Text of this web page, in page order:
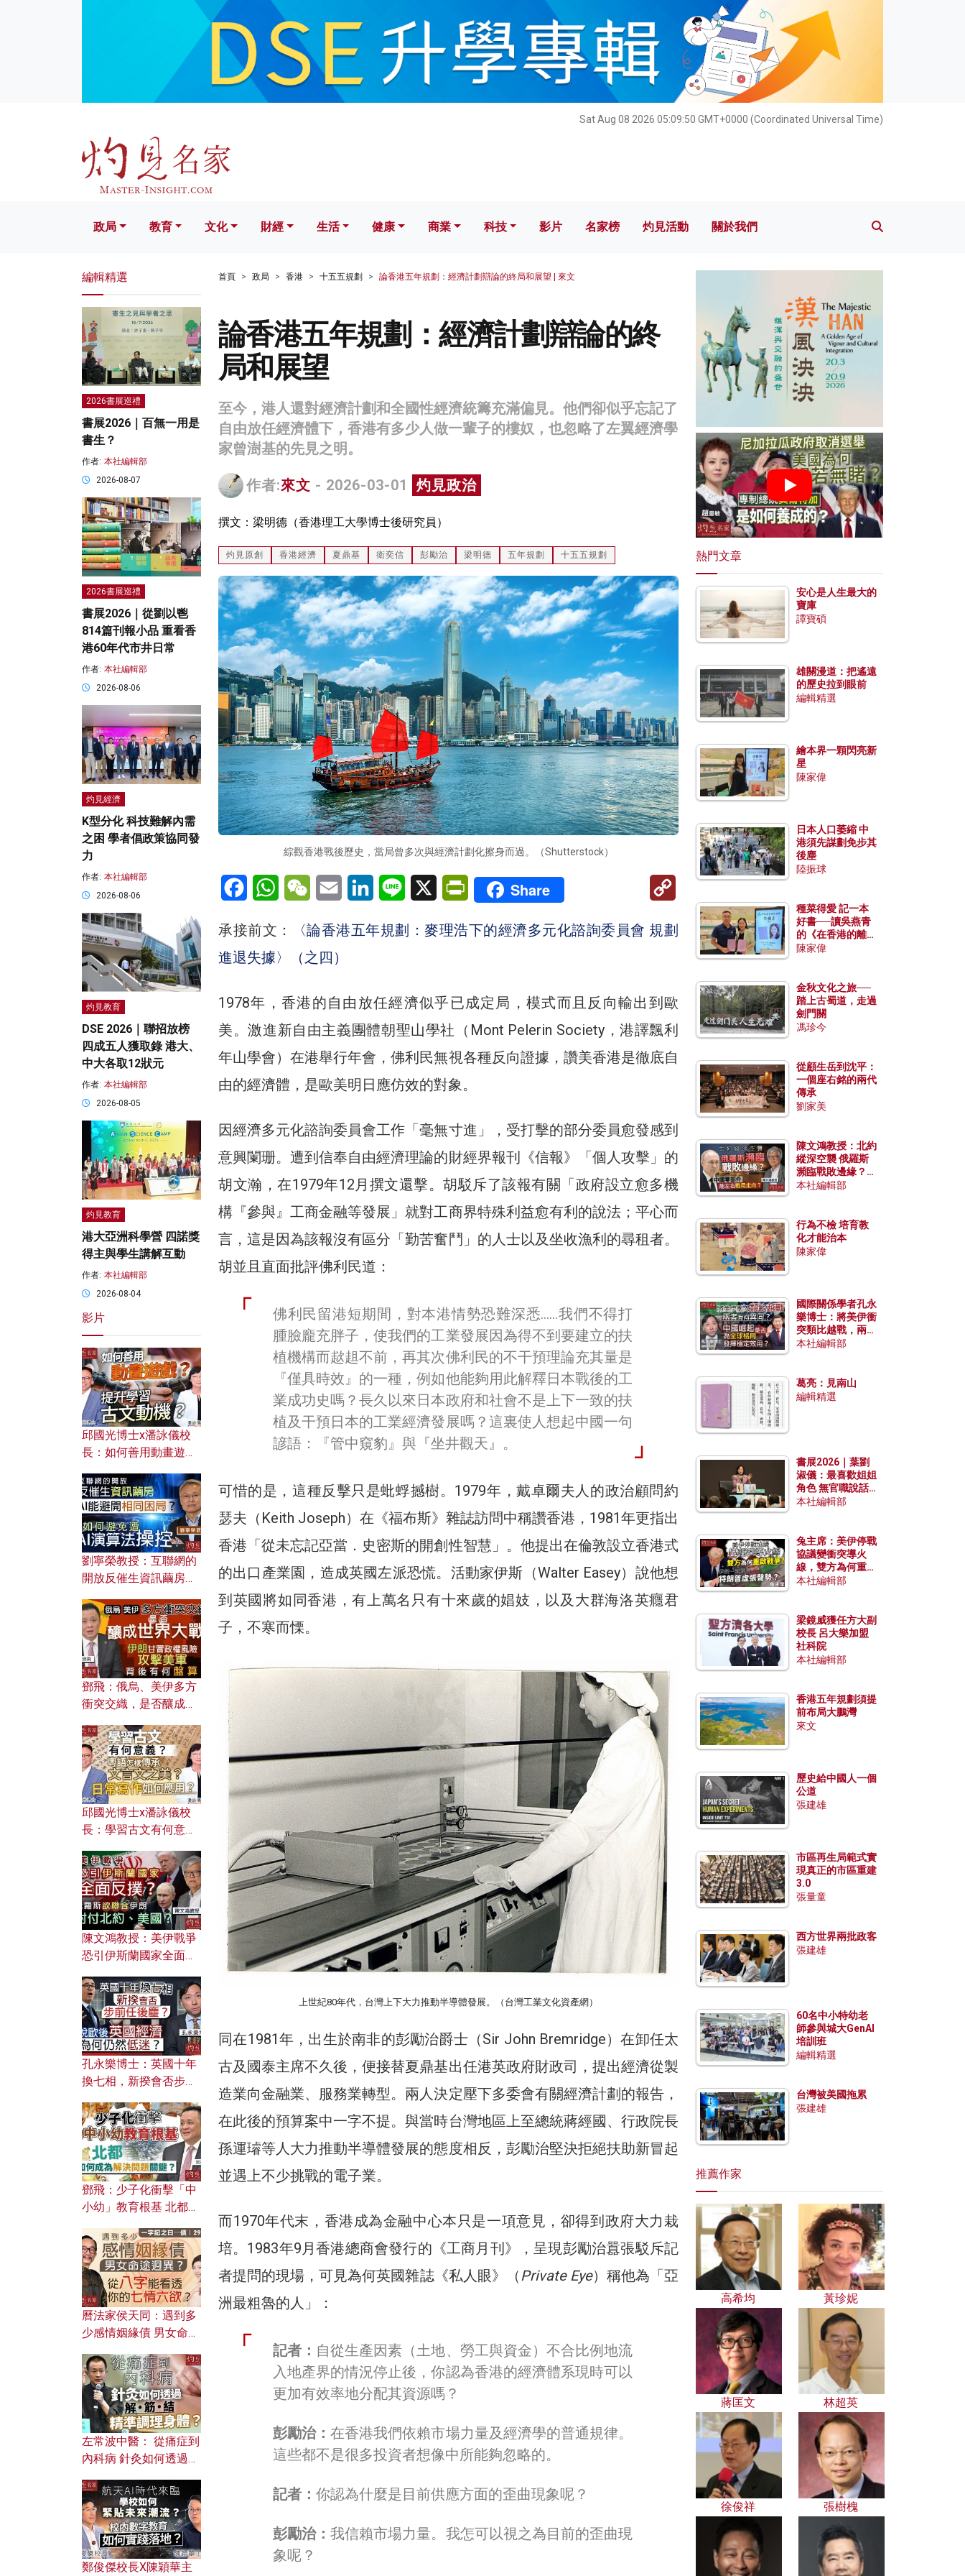
Sat Aug 08 2026 05:09:51 GMT+0000 (Coordinated Universal Time)
文化 財經 生活 健康 科技 影片 名家榜 灼見活動 關於我們
政局 教育 文化 財經 生活 健康 商業 科技 影片 名家榜 灼見活動 關於我們
首頁 政局 香港 十五五規劃 論香港五年規劃：經濟計劃辯論的終局和展望 | 來文
論香港五年規劃：經濟計劃辯論的終
局和展望
至今，港人還對經濟計劃和全國性經濟統籌充滿偏見。他們卻似乎忘記了
自由放任經濟體下，香港有多少人做一輩子的樓奴，也忽略了左翼經濟學
家曾澍基的先見之明。
作者:來文 - 2026-03-01 灼見政治
撰文：梁明德（香港理工大學博士後研究員）
灼見原創 香港經濟 夏鼎基 衛奕信 彭勵治 梁明德 五年規劃 十五五規劃
綜觀香港戰後歷史，當局曾多次與經濟計劃化擦身而過。（Shutterstock）
FacebookWhatsAppWeChatEmail LinkedInLine X PrintFriendly
Share
Copy
承接前文：
〈論香港五年規劃：麥理浩下的經濟多元化諮詢委員會 規劃
進退失據〉（之四）
1978年，香港的自由放任經濟似乎已成定局，模式而且反向輸出到歐
美。激進新自由主義團體朝聖山學社（Mont Pelerin Society，港譯飄利
年山學會）在港舉行年會，佛利民無視各種反向證據，讚美香港是徹底自
由的經濟體，是歐美明日應仿效的對象。
因經濟多元化諮詢委員會工作「毫無寸進」，受打擊的部分委員愈發感到
意興闌珊。遭到信奉自由經濟理論的財經界報刊《信報》「個人攻擊」的
胡文瀚，在1979年12月撰文還擊。胡駁斥了該報有關「政府設立愈多機
構『參與』工商金融等發展」就對工商界特殊利益愈有利的說法；平心而
言，這是因為該報沒有區分「勤苦奮鬥」的人士以及坐收漁利的尋租者。
胡並且直面批評佛利民道：
佛利民留港短期間，對本港情勢恐難深悉……我們不得打
腫臉龐充胖子，使我們的工業發展因為得不到要建立的扶
植機構而趑趄不前，再其次佛利民的不干預理論充其量是
『僅具時效』的一種，例如他能夠用此解釋日本戰後的工
業成功史嗎？長久以來日本政府和社會不是上下一致的扶
植及干預日本的工業經濟發展嗎？這裏使人想起中國一句
諺語：『管中窺豹』與『坐井觀天』。
可惜的是，這種反擊只是蚍蜉撼樹。1979年，戴卓爾夫人的政治顧問約
瑟夫（Keith Joseph）在《福布斯》雜誌訪問中稱讚香港，1981年更指出
香港「從未忘記亞當．史密斯的開創性智慧」。他提出在倫敦設立香港式
的出口產業園，造成英國左派恐慌。活動家伊斯（Walter Easey）說他想
到英國將如同香港，有上萬名只有十來歲的娼妓，以及大群海洛英癮君
子，不寒而慄。
上世紀80年代，台灣上下大力推動半導體發展。（台灣工業文化資產網）
同在1981年，出生於南非的彭勵治爵士（Sir John Bremridge）在卸任太
古及國泰主席不久後，便接替夏鼎基出任港英政府財政司，提出經濟從製
造業向金融業、服務業轉型。兩人決定壓下多委會有關經濟計劃的報告，
在此後的預算案中一字不提。與當時台灣地區上至總統蔣經國、行政院長
孫運璿等人大力推動半導體發展的態度相反，彭勵治堅決拒絕扶助新冒起
並遇上不少挑戰的電子業。
而1970年代末，香港成為金融中心本只是一項意見，卻得到政府大力栽
培。1983年9月香港總商會發行的《工商月刊》，呈現彭勵治囂張駁斥記
者提問的現場，可見為何英國雜誌《私人眼》（Private Eye）稱他為「亞
洲最粗魯的人」：
記者： 自從生產因素（土地、勞工與資金）不合比例地流
入地產界的情況停止後，你認為香港的經濟體系現時可以
更加有效率地分配其資源嗎？
彭勵治：在香港我們依賴市場力量及經濟學的普通規律。
這些都不是很多投資者想像中所能夠忽略的。
記者： 你認為什麼是目前供應方面的歪曲現象呢？
彭勵治：我信賴市場力量。我怎可以視之為目前的歪曲現
象呢？
編輯精選
2026書展巡禮
書展2026｜百無一用是
書生？
作者: 本社編輯部
2026-08-07
2026書展巡禮
書展2026｜從劉以鬯
814篇刊報小品 重看香
港60年代市井日常
作者: 本社編輯部
2026-08-06
灼見經濟
K型分化 科技難解內需
之困 學者倡政策協同發
力
作者: 本社編輯部
2026-08-06
灼見教育
DSE 2026｜聯招放榜
四成五人獲取錄 港大、
中大各取12狀元
作者: 本社編輯部
2026-08-05
灼見教育
港大亞洲科學營 四諾獎
得主與學生講解互動
作者: 本社編輯部
2026-08-04
影片
邱國光博士x潘詠儀校
長：如何善用動畫遊戲
劉寧榮教授：互聯網的
開放反催生資訊繭房，
何避免遭AI演算法操
控？
鄧飛：俄烏、美伊多方
衝突交織，是否釀成世
風險攻擊美軍，背後有
何盤算？
邱國光博士x潘詠儀校
長：學習古文有何意
文之美？ 日常寫作如何
應用？
陳文鴻教授：美伊戰爭
恐引伊斯蘭國家全面反
對付北約美國？
孔永樂博士：英國十年
換七相，新揆會否步前
濟為何仍然低迷？
鄧飛：少子化衝擊「中
小幼」教育根基 北都如
曆法家侯天同：遇到多
少感情姻緣債 男女命途
的七情六欲？
左常波中醫： 從痛症到
內科病 針灸如何透過解
鄭俊傑校長X陳穎華主
熱門文章
安心是人生最大的
寶庫
譚寶碩
雄關漫道：把遙遠
的歷史拉到眼前
編輯精選
繪本界一顆閃亮新
星
陳家偉
日本人口萎縮 中
港須先謀劃免步其
後塵
陸振球
種菜得愛 記一本
好書──讀吳燕青
的《在香港的離島
種菜》
陳家偉
金秋文化之旅──
踏上古蜀道，走過
劍門關
馮珍今
從顧生岳到沈平：
一個座右銘的兩代
傳承
劉家美
陳文鴻教授：北約
縱深空襲 俄羅斯
瀕臨戰敗邊緣？中
國零部件能左右戰
本社編輯部
行為不檢 培育教
化才能治本
陳家偉
國際關係學者孔永
樂博士：將美伊衝
突類比越戰，兩者
有何異同？中國崛
本社編輯部
葛亮：見南山
編輯精選
書展2026｜葉劉
淑儀：最喜歡姐姐
角色 無官職說話
包袱少
本社編輯部
兔主席：美伊停戰
協議變衝突導火
線，雙方為何重啟
戰爭？伊朗一早洞
本社編輯部
梁鏡威獲任方大副
校長 呂大樂加盟
社科院
本社編輯部
香港五年規劃須提
前布局大鵬灣
來文
歷史給中國人一個
公道
張建雄
市區再生局範式實
現真正的市區重建
3.0
張量童
西方世界兩批政客
張建雄
60名中小特幼老
師參與城大GenAI
培訓班
編輯精選
台灣被美國拖累
張建雄
推薦作家
高希均 黃珍妮
蔣匡文 林超英
徐俊祥 張樹槐